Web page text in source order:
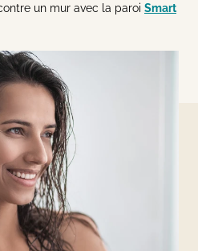
un mur avec la paroi Smart